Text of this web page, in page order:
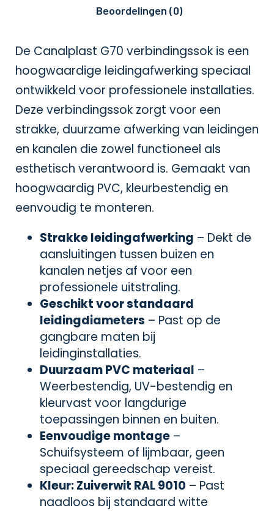
Beoordelingen (0)
De Canalplast G70 verbindingssok is een
hoogwaardige leidingafwerking speciaal
ontwikkeld voor professionele installaties.
Deze verbindingssok zorgt voor een
strakke, duurzame afwerking van leidingen
en kanalen die zowel functioneel als
esthetisch verantwoord is. Gemaakt van
hoogwaardig PVC, kleurbestendig en
eenvoudig te monteren.
Strakke leidingafwerking – Dekt de
aansluitingen tussen buizen en
kanalen netjes af voor een
professionele uitstraling.
Geschikt voor standaard
leidingdiameters – Past op de
gangbare maten bij
leidinginstallaties.
Duurzaam PVC materiaal –
Weerbestendig, UV-bestendig en
kleurvast voor langdurige
toepassingen binnen en buiten.
Eenvoudige montage –
Schuifsysteem of lijmbaar, geen
speciaal gereedschap vereist.
Kleur: Zuiverwit RAL 9010 – Past
naadloos bij standaard witte